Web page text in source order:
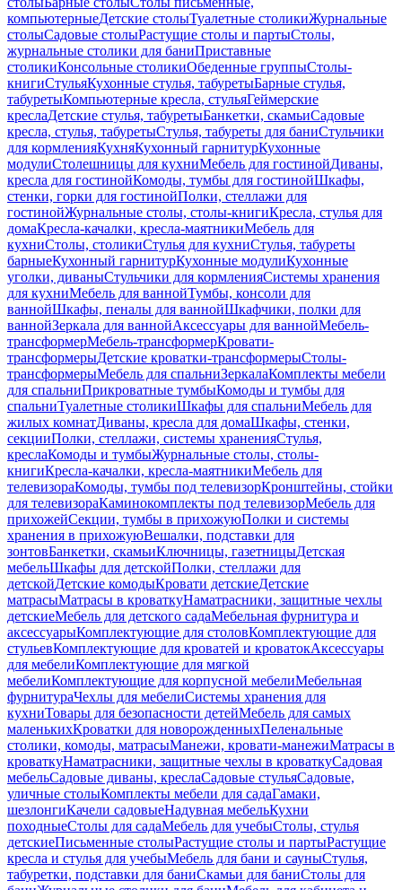
компьютерныеДетские столыТуалетные столикиЖурнальные
столыСадовые столыРастущие столы и партыСтолы,
журнальные столики для баниПриставные
столикиКонсольные столикиОбеденные группыСтолы-
книгиСтульяКухонные стулья, табуретыБарные стулья,
табуретыКомпьютерные кресла, стульяГеймерские
креслаДетские стулья, табуретыБанкетки, скамьиСадовые
кресла, стулья, табуретыСтулья, табуреты для баниСтульчики
для кормленияКухняКухонный гарнитурКухонные
модулиСтолешницы для кухниМебель для гостинойДиваны,
кресла для гостинойКомоды, тумбы для гостинойШкафы,
стенки, горки для гостинойПолки, стеллажи для
гостинойЖурнальные столы, столы-книгиКресла, стулья для
домаКресла-качалки, кресла-маятникиМебель для
кухниСтолы, столикиСтулья для кухниСтулья, табуреты
барныеКухонный гарнитурКухонные модулиКухонные
уголки, диваныСтульчики для кормленияСистемы хранения
для кухниМебель для ваннойТумбы, консоли для
ваннойШкафы, пеналы для ваннойШкафчики, полки для
ваннойЗеркала для ваннойАксессуары для ваннойМебель-
трансформерМебель-трансформерКровати-
трансформерыДетские кроватки-трансформерыСтолы-
трансформерыМебель для спальниЗеркалаКомплекты мебели
для спальниПрикроватные тумбыКомоды и тумбы для
спальниТуалетные столикиШкафы для спальниМебель для
жилых комнатДиваны, кресла для домаШкафы, стенки,
секцииПолки, стеллажи, системы храненияСтулья,
креслаКомоды и тумбыЖурнальные столы, столы-
книгиКресла-качалки, кресла-маятникиМебель для
телевизораКомоды, тумбы под телевизорКронштейны, стойки
для телевизораКаминокомплекты под телевизорМебель для
прихожейСекции, тумбы в прихожуюПолки и системы
хранения в прихожуюВешалки, подставки для
зонтовБанкетки, скамьиКлючницы, газетницыДетская
мебельШкафы для детскойПолки, стеллажи для
детскойДетские комодыКровати детскиеДетские
матрасыМатрасы в кроваткуНаматрасники, защитные чехлы
детскиеМебель для детского садаМебельная фурнитура и
аксессуарыКомплектующие для столовКомплектующие для
стульевКомплектующие для кроватей и кроватокАксессуары
для мебелиКомплектующие для мягкой
мебелиКомплектующие для корпусной мебелиМебельная
фурнитураЧехлы для мебелиСистемы хранения для
кухниТовары для безопасности детейМебель для самых
маленькихКроватки для новорожденныхПеленальные
столики, комоды, матрасыМанежи, кровати-манежиМатрасы в
кроваткуНаматрасники, защитные чехлы в кроваткуСадовая
мебельСадовые диваны, креслаСадовые стульяСадовые,
уличные столыКомплекты мебели для садаГамаки,
шезлонгиКачели садовыеНадувная мебельКухни
походныеСтолы для садаМебель для учебыСтолы, стулья
детскиеПисьменные столыРастущие столы и партыРастущие
кресла и стулья для учебыМебель для бани и сауныСтулья,
табуретки, подставки для баниСкамьи для баниСтолы для